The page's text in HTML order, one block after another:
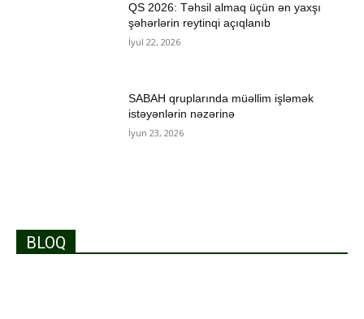
QS 2026: Təhsil almaq üçün ən yaxşı
şəhərlərin reytinqi açıqlanıb
İyul 22, 2026
SABAH qruplarında müəllim işləmək
istəyənlərin nəzərinə
İyun 23, 2026
BLOQ